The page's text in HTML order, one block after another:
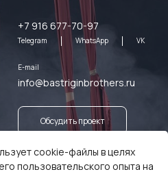
+7 916 677-70-97
Telegram WhatsApp VK
E-mail
info@bastriginbrothers.ru
Обсудить проект
Заказать оборудование
cookie-файлы в целях
пользовательского опыта на